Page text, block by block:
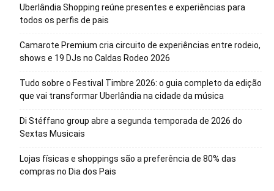
Uberlândia Shopping reúne presentes e experiências para
todos os perfis de pais
Camarote Premium cria circuito de experiências entre rodeio,
shows e 19 DJs no Caldas Rodeo 2026
Tudo sobre o Festival Timbre 2026: o guia completo da edição
que vai transformar Uberlândia na cidade da música
Di Stéffano group abre a segunda temporada de 2026 do
Sextas Musicais
Lojas físicas e shoppings são a preferência de 80% das
compras no Dia dos Pais